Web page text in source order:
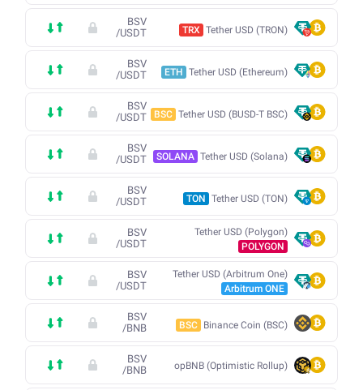
Tether USD (TRON)
TRX
BSV
/USDT
Tether USD (Ethereum)
ETH
BSV
/USDT
Tether USD (BUSD-T BSC)
BSC
BSV
/USDT
Tether USD (Solana)
SOLANA
BSV
/USDT
Tether USD (TON)
TON
BSV
/USDT
Tether USD (Polygon)
POLYGON
BSV
/USDT
Tether USD (Arbitrum One)
Arbitrum ONE
BSV
/USDT
Binance Coin (BSC)
BSC
BSV
/BNB
opBNB (Optimistic Rollup)
BSV
/BNB